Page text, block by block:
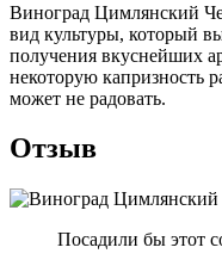
Виноград Цимлянский
вид культуры, который
получения вкуснейших
некоторую капризность
может не радовать.
Отзыв
Посадили бы этот